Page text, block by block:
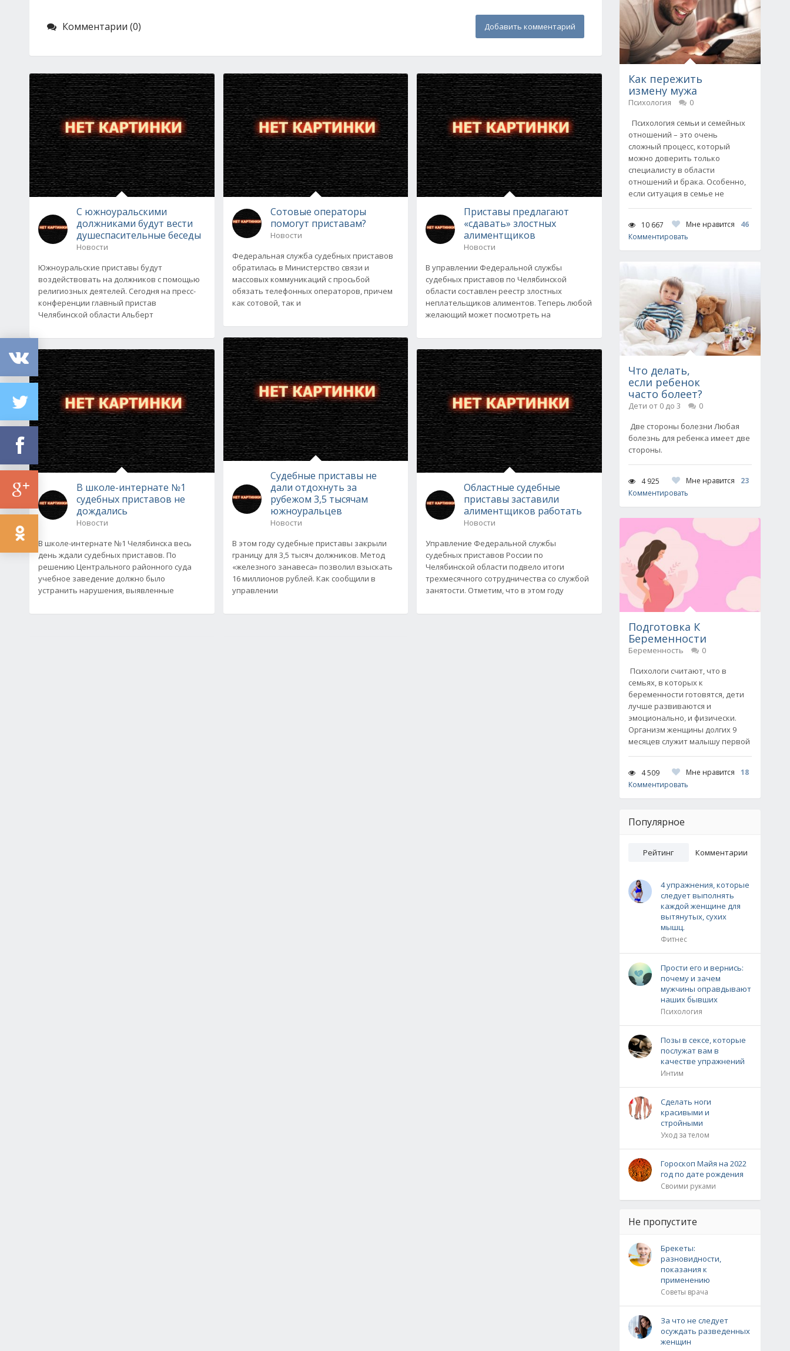
Комментарии (0) Добавить комментарий
С южноуральскими
должниками будут вести
душеспасительные беседы
Новости
Южноуральские приставы будут
воздействовать на должников с помощью
религиозных деятелей. Сегодня на пресс-
конференции главный пристав
Челябинской области Альберт
В школе-интернате №1
судебных приставов не
дождались
Новости
В школе-интернате №1 Челябинска весь
день ждали судебных приставов. По
решению Центрального районного суда
учебное заведение должно было
устранить нарушения, выявленные
Сотовые операторы
помогут приставам?
Новости
Федеральная служба судебных приставов
обратилась в Министерство связи и
массовых коммуникаций с просьбой
обязать телефонных операторов, причем
как сотовой, так и
Судебные приставы не
дали отдохнуть за
рубежом 3,5 тысячам
южноуральцев
Новости
В этом году судебные приставы закрыли
границу для 3,5 тысяч должников. Метод
«железного занавеса» позволил взыскать
16 миллионов рублей. Как сообщили в
управлении
Приставы предлагают
«сдавать» злостных
алиментщиков
Новости
В управлении Федеральной службы
судебных приставов по Челябинской
области составлен реестр злостных
неплательщиков алиментов. Теперь любой
желающий может посмотреть на
Областные судебные
приставы заставили
алиментщиков работать
Новости
Управление Федеральной службы
судебных приставов России по
Челябинской области подвело итоги
трехмесячного сотрудничества со службой
занятости. Отметим, что в этом году
Как пережить
измену мужа
Психология
0
Психология семьи и семейных
отношений – это очень
сложный процесс, который
можно доверить только
специалисту в области
отношений и брака. Особенно,
если ситуация в семье не
10 667 Мне нравится
46
Комментировать
Что делать,
если ребенок
часто болеет?
Дети от 0 до 3
0
Две стороны болезни Любая
болезнь для ребенка имеет две
стороны.
4 925 Мне нравится
23
Комментировать
Подготовка К
Беременности
Беременность
0
Психологи считают, что в
семьях, в которых к
беременности готовятся, дети
лучше развиваются и
эмоционально, и физически.
Организм женщины долгих 9
месяцев служит малышу первой
4 509 Мне нравится
18
Комментировать
Популярное
Рейтинг Комментарии
4 упражнения, которые
следует выполнять
каждой женщине для
вытянутых, сухих
мышц.
Фитнес
Прости его и вернись:
почему и зачем
мужчины оправдывают
наших бывших
Психология
Позы в сексе, которые
послужат вам в
качестве упражнений
Интим
Сделать ноги
красивыми и
стройными
Уход за телом
Гороскоп Майя на 2022
год по дате рождения
Своими руками
Не пропустите
Брекеты:
разновидности,
показания к
применению
Советы врача
За что не следует
осуждать разведенных
женщин